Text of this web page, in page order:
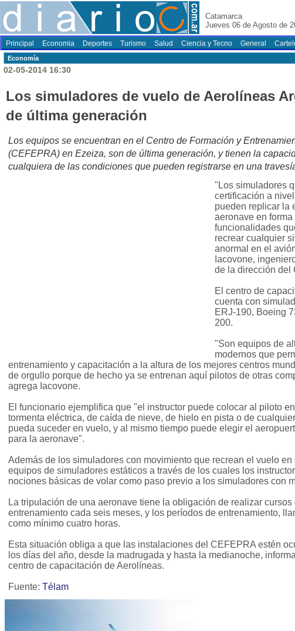
Catamarca
Jueves 06 de Agosto de
Principal Economia Deportes Turismo Salud Ciencia y Tecno General
Economí­a
02-05-2014 16:30
Los simuladores de vuelo de Aerolíneas
de última generación
Los equipos se encuentran en el Centro de Formación y
(CEFEPRA) en Ezeiza, son de última generación, y tienen la
cualquiera de las condiciones que pueden registrarse en una
"Los simuladores
certificación a
pueden replicar la
aeronave en forma
funcionalidades
recrear cualquier
anormal en el
Iacovone,
de la dirección del
El centro de
cuenta con
ERJ-190, Boeing
200.
"Son equipos de
modernos que
entrenamiento y capacitación a la altura de los mejores centros
de orgullo porque de hecho ya se entrenan aquí pilotos de otras
agrega Iacovone.
El funcionario ejemplifica que "el instructor puede colocar al piloto
tormenta eléctrica, de caída de nieve, de hielo en pista o de
pueda suceder en vuelo, y al mismo tiempo puede elegir el
para la aeronave".
Además de los simuladores con movimiento que recrean el vuelo en
equipos de simuladores estáticos a través de los cuales los
nociones básicas de volar como paso previo a los simuladores con
La tripulación de una aeronave tiene la obligación de realizar
entrenamiento cada seis meses, y los períodos de entrenamiento,
como mínimo cuatro horas.
Esta situación obliga a que las instalaciones del CEFEPRA estén
los días del año, desde la madrugada y hasta la medianoche,
centro de capacitación de Aerolíneas.
Fuente: Télam